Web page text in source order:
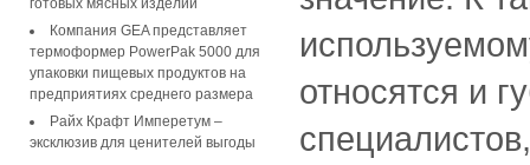
Компания GEA представляет
термоформер PowerPak 5000 для
упаковки пищевых продуктов на
предприятиях среднего размера
Райх Крафт Имперетум –
эксклюзив для ценителей выгоды
относятся и